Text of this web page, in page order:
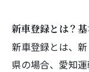
新車登録とは？
新車登録とは、
県の場合、愛知